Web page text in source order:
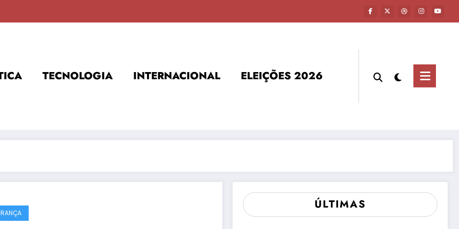
TECNOLOGIA INTERNACIONAL ELEIÇÕES 2026
ÚLTIMAS